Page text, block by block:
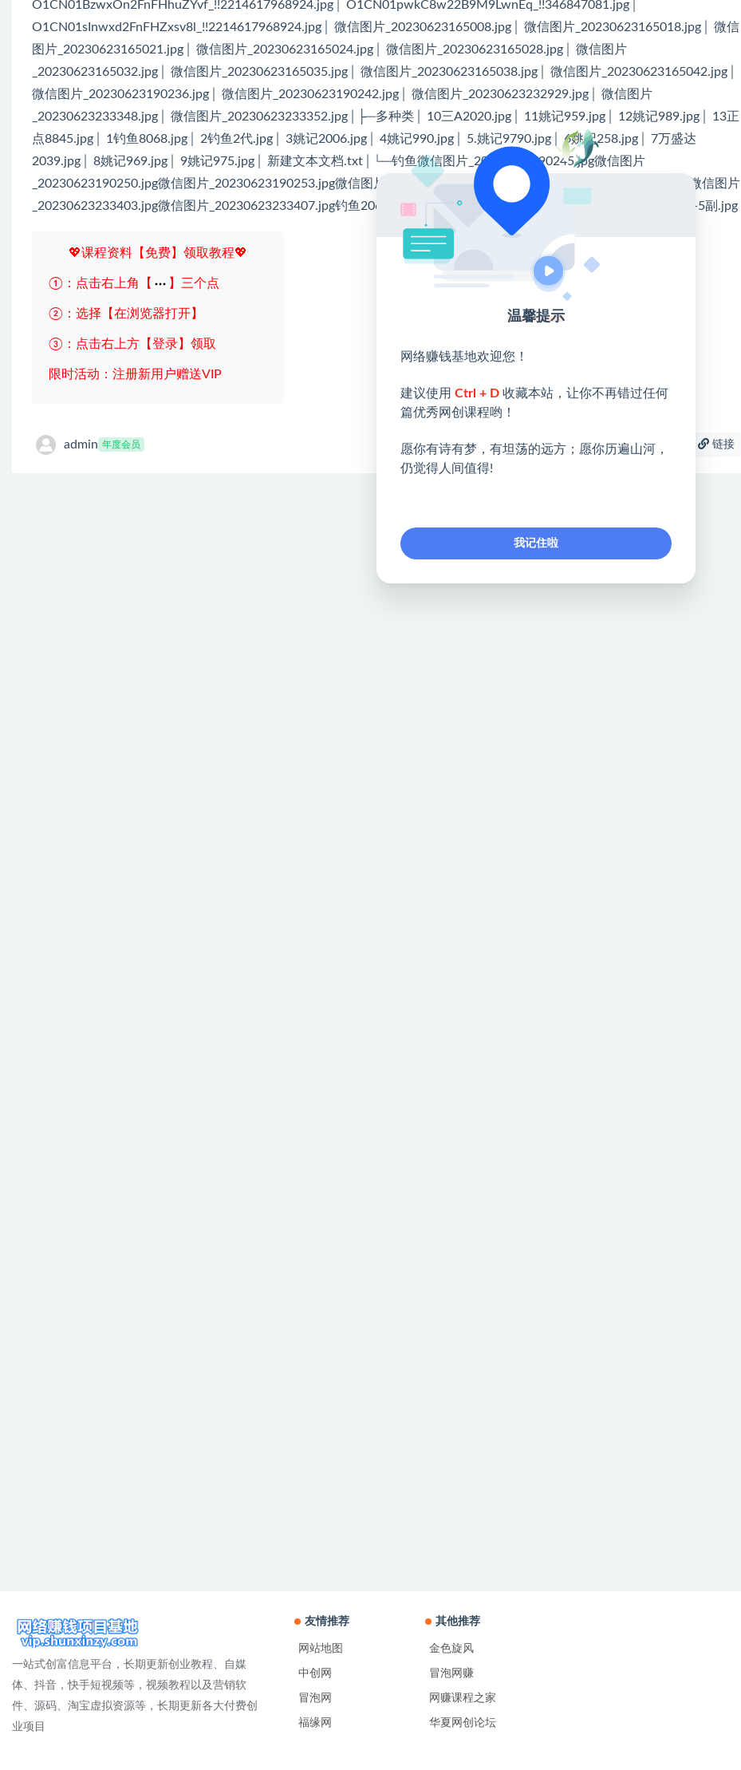
O1CN01BzwxOn2FnFHhuZYvf_!!2214617968924.jpg│ O1CN01pwkC8w22B9M9LwnEq_!!346847081.jpg│
O1CN01sInwxd2FnFHZxsv8l_!!2214617968924.jpg│ 微信图片_20230623165008.jpg│ 微信图片_20230623165018.jpg│ 微信
图片_20230623165021.jpg│ 微信图片_20230623165024.jpg│ 微信图片_20230623165028.jpg│ 微信图片
_20230623165032.jpg│ 微信图片_20230623165035.jpg│ 微信图片_20230623165038.jpg│ 微信图片_20230623165042.jpg│
微信图片_20230623190236.jpg│ 微信图片_20230623190242.jpg│ 微信图片_20230623232929.jpg│ 微信图片
_20230623233348.jpg│ 微信图片_20230623233352.jpg│├─多种类│ 10三A2020.jpg│ 11姚记959.jpg│ 12姚记989.jpg│ 13正
点8845.jpg│ 1钓鱼8068.jpg│ 2钓鱼2代.jpg│ 3姚记2006.jpg│ 4姚记990.jpg│ 5.姚记9790.jpg│ 6姚记258.jpg│ 7万盛达
2039.jpg│ 8姚记969.jpg│ 9姚记975.jpg│ 新建文本文档.txt│└─钓鱼微信图片_20230623190245.jpg微信图片
_20230623190250.jpg微信图片_20230623190253.jpg微信图片_20230623233356.jpg微信图片_20230623233359.jpg微信图片
_20230623233403.jpg微信图片_20230623233407.jpg钓鱼2068-2副.jpg钓鱼8068-10盒.jpg钓鱼8068-1副.jpg钓鱼8068-5副.jpg
💖课程资料【免费】领取教程💖
①：点击右上角【 】三个点
②：选择【在浏览器打开】
③：点击右上方【登录】领取
限时活动：注册新用户赠送VIP
admin 年度会员 收藏 海报 链接
一站式创富信息平台，长期更新创业教程、自媒
体、抖音，快手短视频等，视频教程以及营销软
件、源码、淘宝虚拟资源等，长期更新各大付费创
业项目
友情推荐
网站地图
中创网
冒泡网
福缘网
其他推荐
金色旋风
冒泡网赚
网赚课程之家
华夏网创论坛
温馨提示
网络赚钱基地欢迎您！
建议使用 Ctrl + D 收藏本站，让你不再错过任何
篇优秀网创课程哟！
愿你有诗有梦，有坦荡的远方；愿你历遍山河，
仍觉得人间值得!
我记住啦